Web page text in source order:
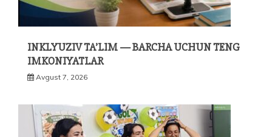
INKLYUZIV TA’LIM — BARCHA UCHUN TENG
IMKONIYATLAR
Avgust 7, 2026